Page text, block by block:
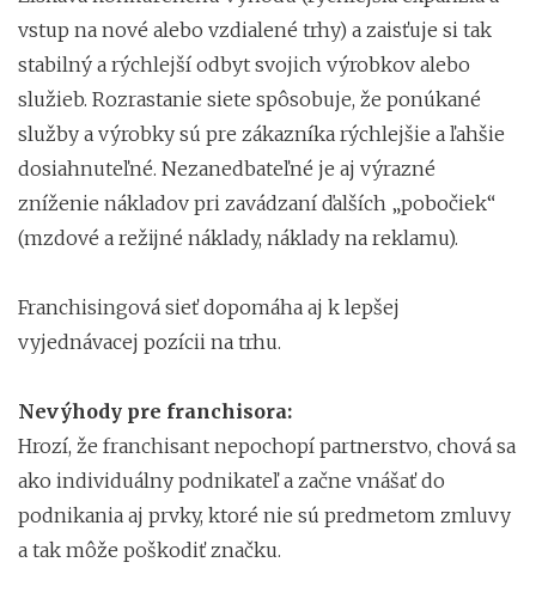
vstup na nové alebo vzdialené trhy) a zaisťuje si tak
stabilný a rýchlejší odbyt svojich výrobkov alebo
služieb. Rozrastanie siete spôsobuje, že ponúkané
služby a výrobky sú pre zákazníka rýchlejšie a ľahšie
dosiahnuteľné. Nezanedbateľné je aj výrazné
zníženie nákladov pri zavádzaní ďalších „pobočiek“
(mzdové a režijné náklady, náklady na reklamu).
Franchisingová sieť dopomáha aj k lepšej
vyjednávacej pozícii na trhu.
Nevýhody pre franchisora:
Hrozí, že franchisant nepochopí partnerstvo, chová sa
ako individuálny podnikateľ a začne vnášať do
podnikania aj prvky, ktoré nie sú predmetom zmluvy
a tak môže poškodiť značku.